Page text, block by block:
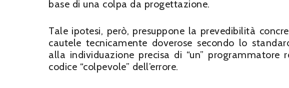
base di una colpa da progettazione.
Tale ipotesi, però, presuppone la prevedibilità
cautele tecnicamente doverose secondo lo
alla individuazione precisa di “un”
codice “colpevole” dell’errore.